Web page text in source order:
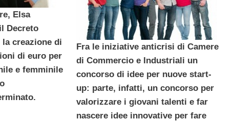
Elsa
Decreto
creazione di
di euro per
e femminile
Fra le iniziative anticrisi di Camere
di Commercio e Industriali un
concorso di idee per nuove start-
up: parte, infatti, un concorso per
valorizzare i giovani talenti e far
nascere idee innovative per fare